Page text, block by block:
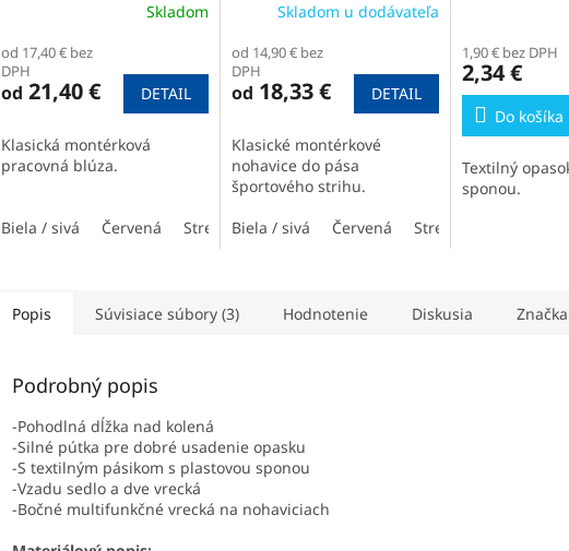
Skladom
od 17,40 € bez
DPH
od 21,40 € DETAIL
Klasická montérková
pracovná blúza.
Biela / sivá Červená Stredne modrá Modrá / čierna
Skladom u dodávateľa
od 14,90 € bez
DPH
od 18,33 € DETAIL
Klasické montérkové
nohavice do pása
športového strihu.
Biela / sivá
Červená Stredne modrá
1,90 € bez DPH
2,34 €
Do košíka
Textilný
sponou.
Popis Súvisiace súbory (3) Hodnotenie Diskusia Značka
Podrobný popis
-Pohodlná dĺžka nad kolená
-Silné pútka pre dobré usadenie opasku
-S textilným pásikom s plastovou sponou
-Vzadu sedlo a dve vrecká
-Bočné multifunkčné vrecká na nohaviciach